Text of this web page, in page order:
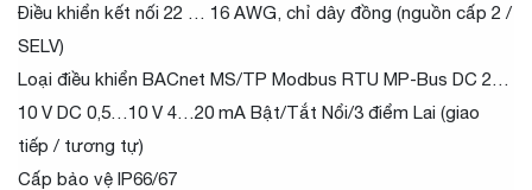
Điều khiển kết nối 22 … 16 AWG, chỉ dây đồng (nguồn cấp 2 /
SELV)
Loại điều khiển BACnet MS/TP Modbus RTU MP-Bus DC 2…
10 V DC 0,5…10 V 4…20 mA Bật/Tắt Nổi/3 điểm Lai (giao
tiếp / tương tự)
Cấp bảo vệ IP66/67